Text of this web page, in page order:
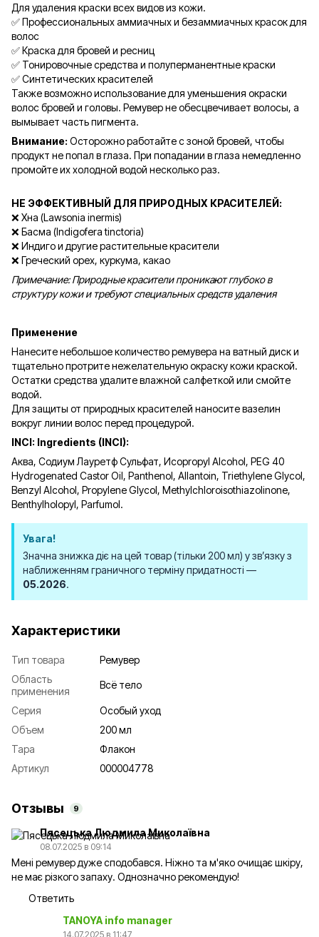
Для удаления краски всех видов из кожи.
✅ Профессиональных аммиачных и безаммиачных красок для
волос
✅ Краска для бровей и ресниц
✅ Тонировочные средства и полуперманентные краски
✅ Синтетических красителей
Также возможно использование для уменьшения окраски
волос бровей и головы. Ремувер не обесцвечивает волосы, а
вымывает часть пигмента.
Внимание: Осторожно работайте с зоной бровей, чтобы
продукт не попал в глаза. При попадании в глаза немедленно
промойте их холодной водой несколько раз.
НЕ ЭФФЕКТИВНЫЙ ДЛЯ ПРИРОДНЫХ КРАСИТЕЛЕЙ:
❌ Хна (Lawsonia inermis)
❌ Басма (Indigofera tinctoria)
❌ Индиго и другие растительные красители
❌ Греческий орех, куркума, какао
Примечание: Природные красители проникают глубоко в
структуру кожи и требуют специальных средств удаления
Применение
Нанесите небольшое количество ремувера на ватный диск и
тщательно протрите нежелательную окраску кожи краской.
Остатки средства удалите влажной салфеткой или смойте
водой.
Для защиты от природных красителей наносите вазелин
вокруг линии волос перед процедурой.
INCI: Ingredients (INCI):
Аква, Содиум Лауретф Сульфат, Исоpropyl Alcohol, PEG 40
Hydrogenated Castor Oil, Panthenol, Allantoin, Triethylene Glycol,
Benzyl Alcohol, Propylene Glycol, Methylchloroisothiazolinone,
Benthylholopyl, Parfumol.
Увага!
Значна знижка діє на цей товар (тільки 200 мл) у зв’язку з
наближенням граничного терміну придатності —
05.2026.
Характеристики
Тип товара
Ремувер
Область
применения
Всё тело
Серия
Особый уход
Объем
200 мл
Тара
Флакон
Артикул
000004778
Отзывы 9
Пясецька Людмила Миколаївна
08.07.2025 в 09:14
Мені ремувер дуже сподобався. Ніжно та м'яко очищає шкіру,
не має різкого запаху. Однозначно рекомендую!
Ответить
TANOYA info manager
14.07.2025 в 11:47